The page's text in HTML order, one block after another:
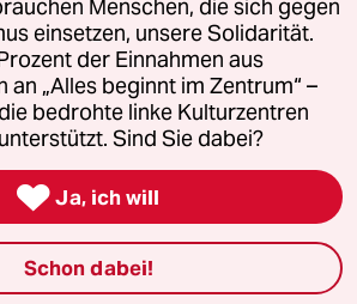
Kommune-Richtlinien
Datenschutz Impressum AGB
widerrufen (Ads)
Menschen, die sich gegen
einsetzen, unsere Solidarität.
der Einnahmen aus
an „Alles beginnt im Zentrum“ –
bedrohte linke Kulturzentren
Sind Sie dabei?
 Ja, ich will
Schon dabei!